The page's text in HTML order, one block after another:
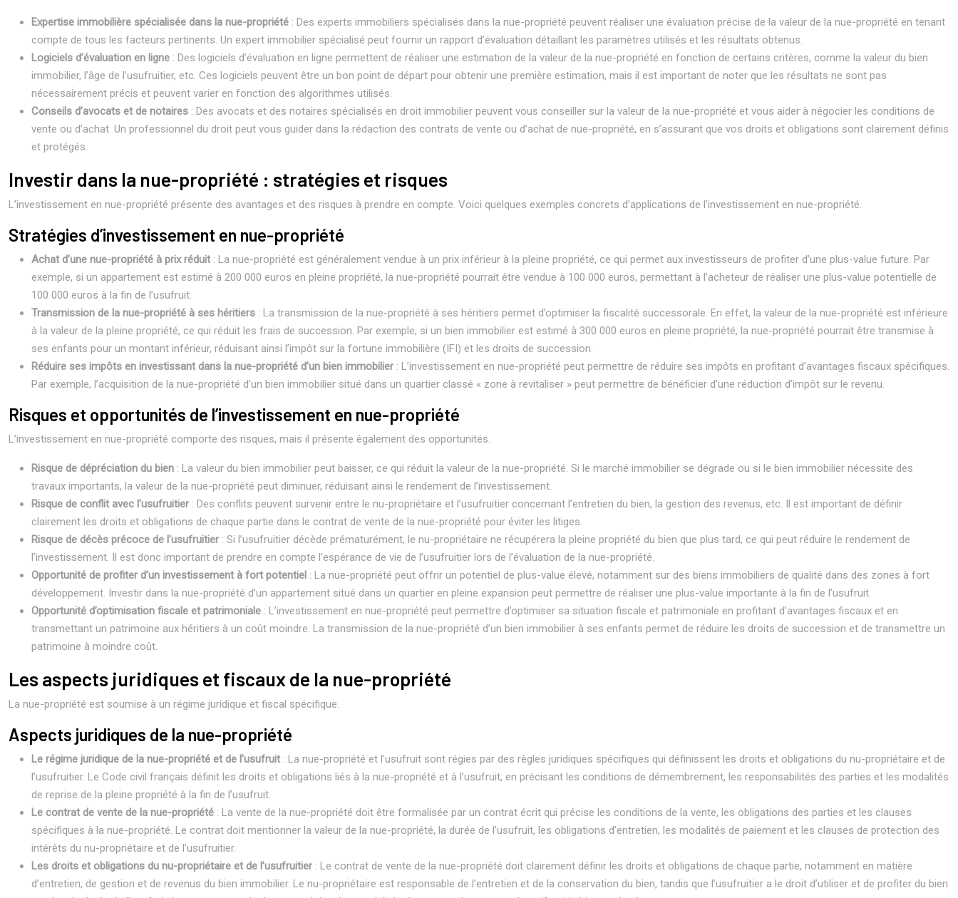
Expertise immobilière spécialisée dans la nue-propriété : Des experts immobiliers spécialisés dans la nue-propriété peuvent réaliser une évaluation précise de la valeur de la nue-propriété en tenant
compte de tous les facteurs pertinents. Un expert immobilier spécialisé peut fournir un rapport d’évaluation détaillant les paramètres utilisés et les résultats obtenus.
Logiciels d’évaluation en ligne : Des logiciels d’évaluation en ligne permettent de réaliser une estimation de la valeur de la nue-propriété en fonction de certains critères, comme la valeur du bien
immobilier, l’âge de l’usufruitier, etc. Ces logiciels peuvent être un bon point de départ pour obtenir une première estimation, mais il est important de noter que les résultats ne sont pas
nécessairement précis et peuvent varier en fonction des algorithmes utilisés.
Conseils d’avocats et de notaires : Des avocats et des notaires spécialisés en droit immobilier peuvent vous conseiller sur la valeur de la nue-propriété et vous aider à négocier les conditions de
vente ou d’achat. Un professionnel du droit peut vous guider dans la rédaction des contrats de vente ou d’achat de nue-propriété, en s’assurant que vos droits et obligations sont clairement définis
et protégés.
Investir dans la nue-propriété : stratégies et risques
L’investissement en nue-propriété présente des avantages et des risques à prendre en compte. Voici quelques exemples concrets d’applications de l’investissement en nue-propriété.
Stratégies d’investissement en nue-propriété
Achat d’une nue-propriété à prix réduit : La nue-propriété est généralement vendue à un prix inférieur à la pleine propriété, ce qui permet aux investisseurs de profiter d’une plus-value future. Par
exemple, si un appartement est estimé à 200 000 euros en pleine propriété, la nue-propriété pourrait être vendue à 100 000 euros, permettant à l’acheteur de réaliser une plus-value potentielle de
100 000 euros à la fin de l’usufruit.
Transmission de la nue-propriété à ses héritiers : La transmission de la nue-propriété à ses héritiers permet d’optimiser la fiscalité successorale. En effet, la valeur de la nue-propriété est inférieure
à la valeur de la pleine propriété, ce qui réduit les frais de succession. Par exemple, si un bien immobilier est estimé à 300 000 euros en pleine propriété, la nue-propriété pourrait être transmise à
ses enfants pour un montant inférieur, réduisant ainsi l’impôt sur la fortune immobilière (IFI) et les droits de succession.
Réduire ses impôts en investissant dans la nue-propriété d’un bien immobilier : L’investissement en nue-propriété peut permettre de réduire ses impôts en profitant d’avantages fiscaux spécifiques.
Par exemple, l’acquisition de la nue-propriété d’un bien immobilier situé dans un quartier classé « zone à revitaliser » peut permettre de bénéficier d’une réduction d’impôt sur le revenu.
Risques et opportunités de l’investissement en nue-propriété
L’investissement en nue-propriété comporte des risques, mais il présente également des opportunités.
Risque de dépréciation du bien : La valeur du bien immobilier peut baisser, ce qui réduit la valeur de la nue-propriété. Si le marché immobilier se dégrade ou si le bien immobilier nécessite des
travaux importants, la valeur de la nue-propriété peut diminuer, réduisant ainsi le rendement de l’investissement.
Risque de conflit avec l’usufruitier : Des conflits peuvent survenir entre le nu-propriétaire et l’usufruitier concernant l’entretien du bien, la gestion des revenus, etc. Il est important de définir
clairement les droits et obligations de chaque partie dans le contrat de vente de la nue-propriété pour éviter les litiges.
Risque de décès précoce de l’usufruitier : Si l’usufruitier décède prématurément, le nu-propriétaire ne récupérera la pleine propriété du bien que plus tard, ce qui peut réduire le rendement de
l’investissement. Il est donc important de prendre en compte l’espérance de vie de l’usufruitier lors de l’évaluation de la nue-propriété.
Opportunité de profiter d’un investissement à fort potentiel : La nue-propriété peut offrir un potentiel de plus-value élevé, notamment sur des biens immobiliers de qualité dans des zones à fort
développement. Investir dans la nue-propriété d’un appartement situé dans un quartier en pleine expansion peut permettre de réaliser une plus-value importante à la fin de l’usufruit.
Opportunité d’optimisation fiscale et patrimoniale : L’investissement en nue-propriété peut permettre d’optimiser sa situation fiscale et patrimoniale en profitant d’avantages fiscaux et en
transmettant un patrimoine aux héritiers à un coût moindre. La transmission de la nue-propriété d’un bien immobilier à ses enfants permet de réduire les droits de succession et de transmettre un
patrimoine à moindre coût.
Les aspects juridiques et fiscaux de la nue-propriété
La nue-propriété est soumise à un régime juridique et fiscal spécifique.
Aspects juridiques de la nue-propriété
Le régime juridique de la nue-propriété et de l’usufruit : La nue-propriété et l’usufruit sont régies par des règles juridiques spécifiques qui définissent les droits et obligations du nu-propriétaire et de
l’usufruitier. Le Code civil français définit les droits et obligations liés à la nue-propriété et à l’usufruit, en précisant les conditions de démembrement, les responsabilités des parties et les modalités
de reprise de la pleine propriété à la fin de l’usufruit.
Le contrat de vente de la nue-propriété : La vente de la nue-propriété doit être formalisée par un contrat écrit qui précise les conditions de la vente, les obligations des parties et les clauses
spécifiques à la nue-propriété. Le contrat doit mentionner la valeur de la nue-propriété, la durée de l’usufruit, les obligations d’entretien, les modalités de paiement et les clauses de protection des
intérêts du nu-propriétaire et de l’usufruitier.
Les droits et obligations du nu-propriétaire et de l’usufruitier : Le contrat de vente de la nue-propriété doit clairement définir les droits et obligations de chaque partie, notamment en matière
d’entretien, de gestion et de revenus du bien immobilier. Le nu-propriétaire est responsable de l’entretien et de la conservation du bien, tandis que l’usufruitier a le droit d’utiliser et de profiter du bien